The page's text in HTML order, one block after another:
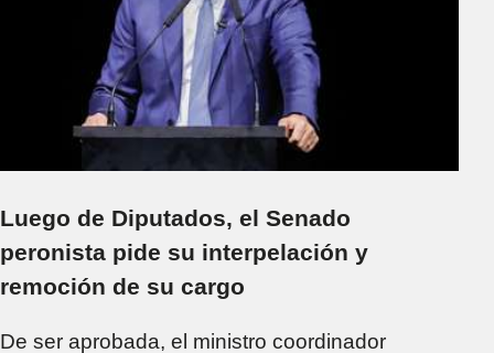
Luego de Diputados, el Senado
peronista pide su interpelación y
remoción de su cargo
De ser aprobada, el ministro coordinador